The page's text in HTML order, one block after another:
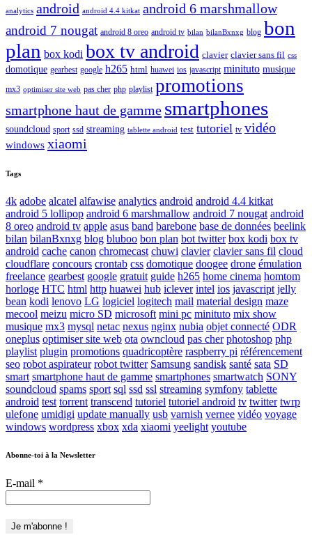
analytics android android 4.4 kitkat android 6 marshmallow
android 7 nougat android 8 oreo android tv bilan bilanBxnxg blog bon
plan box kodi box tv android clavier clavier sans fil css
domotique gearbest google h265 html huawei ios javascript minituto musique
mx3 optimiser site web pas cher php playlist promotions
smartphone haut de gamme smartphones
soundcloud sport ssd streaming tablette android test tutoriel tv vidéo
windows xiaomi
Tags
4k adobe alcatel alfawise analytics android android 4.4 kitkat
android 5 lollipop android 6 marshmallow android 7 nougat android
8 oreo android tv apple asus band barebone base de données beelink
bilan bilanBxnxg blog bluboo bon plan bot twitter box kodi box tv
android cache canon chromecast chuwi clavier clavier sans fil cloud
cloudflare concours crontab css domotique doogee drone émulation
freelance gearbest google gratuit guide h265 home cinema homtom
horloge HTC html http huawei hub iclever intel ios javascript jelly
bean kodi lenovo LG logiciel logitech mail material design maze
mecool meizu micro SD microsoft mini pc minituto mix show
musique mx3 mysql netac nexus nginx nubia objet connecté ODR
oneplus optimiser site web ota owncloud pas cher photoshop php
playlist plugin promotions quadricoptère raspberry pi référencement
seo robot aspirateur robot twitter Samsung sandisk santé sata SD
smart smartphone haut de gamme smartphones smartwatch SONY
soundcloud spams sport sql ssd ssl streaming symfony tablette
android test torrent transcend tutoriel tutoriel android tv twitter twrp
ulefone umidigi update manually usb varnish vernee vidéo voyage
windows wordpress xbox xda xiaomi yeelight youtube
Abonne-toi à la Newsletter
E-mail *